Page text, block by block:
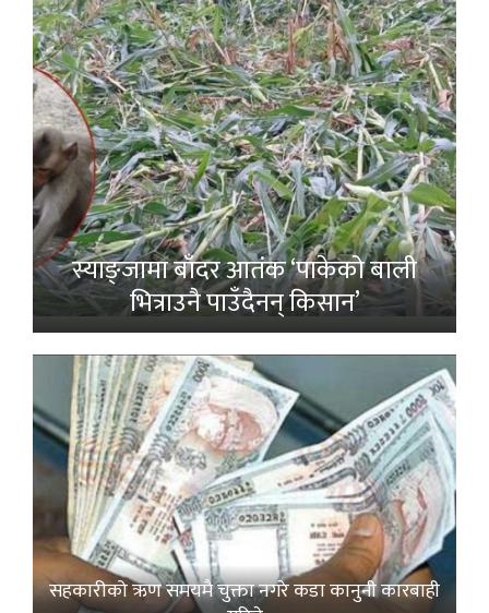
स्याङ्जामा बाँदर आतंक ‘पाकेको बाली
भित्राउनै पाउँदैनन् किसान’
सहकारीको ऋण समयमै चुक्ता नगरे कडा कानुनी कारबाही